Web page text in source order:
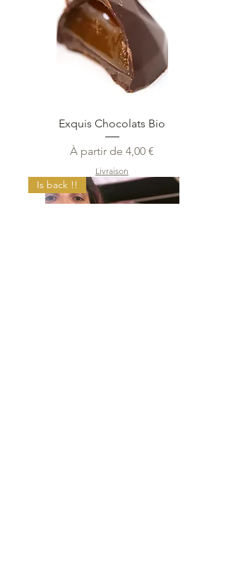
Exquis Chocolats Bio
À partir de 4,00 €
Prix promotionnel
Livraison
Is back !!